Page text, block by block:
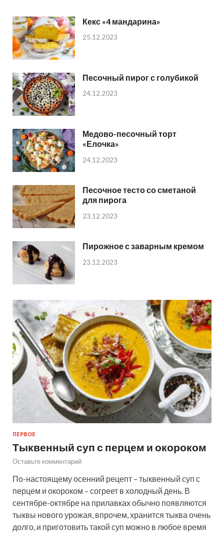
Кекс «4 мандарина»
25.12.2023
Песочный пирог с голубикой
24.12.2023
Медово-песочный торт
«Елочка»
24.12.2023
Песочное тесто со сметаной
для пирога
23.12.2023
Пирожное с заварным кремом
23.12.2023
ПЕРВОЕ
Тыквенный суп с перцем и окороком
Оставьте комментарий
По-настоящему осенний рецепт – тыквенный суп с
перцем и окороком – согреет в холодный день. В
сентябре-октябре на прилавках обычно появляются
тыквы нового урожая, впрочем, хранится тыква очень
долго, и приготовить такой суп можно в любое время